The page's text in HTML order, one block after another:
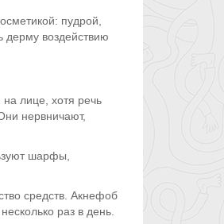
пудрой,
дерму воздействию
лице, хотя речь
нервничают,
шарфы,
средств. Акнефоб
раз в день.